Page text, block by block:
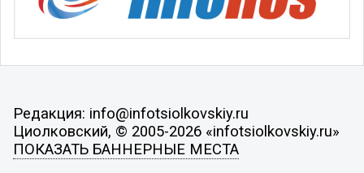
Редакция: info@infotsiolkovskiy.ru
Циолковский, © 2005-2026 «infotsiolkovskiy.ru»
ПОКАЗАТЬ БАННЕРНЫЕ МЕСТА